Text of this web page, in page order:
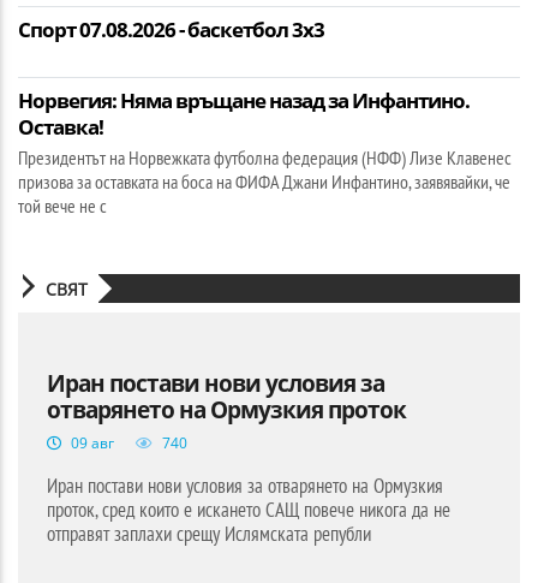
Спорт 07.08.2026 - баскетбол 3х3
Норвегия: Няма връщане назад за Инфантино.
Оставка!
Президентът на Норвежката футболна федерация (НФФ) Лизе Клавенес
призова за оставката на боса на ФИФА Джани Инфантино, заявявайки, че
той вече не с
СВЯТ
Иран постави нови условия за
отварянето на Ормузкия проток
09 авг 740
Иран постави нови условия за отварянето на Ормузкия
проток, сред които е искането САЩ повече никога да не
отправят заплахи срещу Ислямската републи